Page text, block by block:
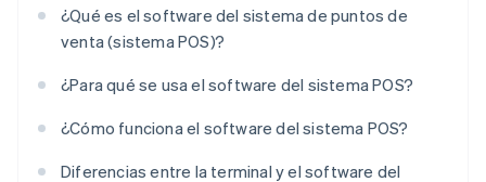
¿Qué es el software del sistema de puntos de
venta (sistema POS)?
¿Para qué se usa el software del sistema POS?
¿Cómo funciona el software del sistema POS?
Diferencias entre la terminal y el software del